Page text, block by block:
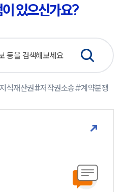
있으신가요?
식재산권#저작권소송#계약분쟁